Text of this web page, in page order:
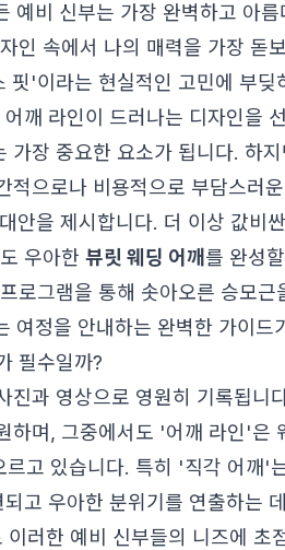
예비 신부는 가장 완벽하고 아름
인 속에서 나의 매력을 가장 돋
핏'이라는 현실적인 고민에 부딪
깨 라인이 드러나는 디자인을
가장 중요한 요소가 됩니다. 하
적으로나 비용적으로 부담스러
안을 제시합니다. 더 이상 값비
우아한 뷰릿 웨딩 어깨 를 완성
로그램을 통해 솟아오른 승모근
여정을 안내하는 완벽한 가이드
필수일까?
진과 영상으로 영원히 기록됩니
하며, 그중에서도 '어깨 라인'은
고 있습니다. 특히 '직각 어깨'
고 우아한 분위기를 연출하는
이러한 예비 신부들의 니즈에 초